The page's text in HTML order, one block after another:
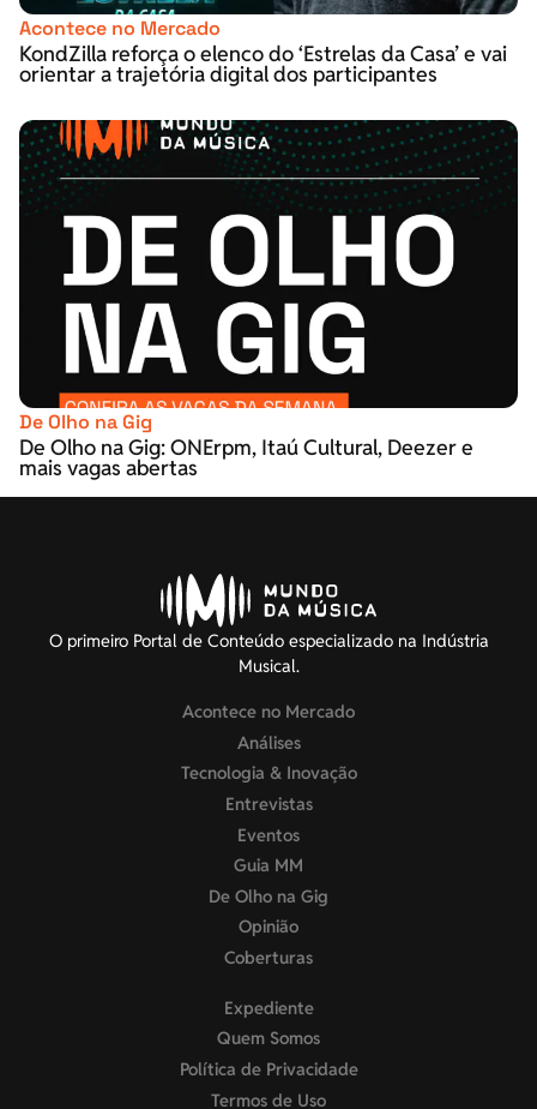
Acontece no Mercado
KondZilla reforça o elenco do ‘Estrelas da Casa’ e vai
orientar a trajetória digital dos participantes
De Olho na Gig
De Olho na Gig: ONErpm, Itaú Cultural, Deezer e
mais vagas abertas
O primeiro Portal de Conteúdo especializado na Indústria
Musical.
Acontece no Mercado
Análises
Tecnologia & Inovação
Entrevistas
Eventos
Guia MM
De Olho na Gig
Opinião
Coberturas
Expediente
Quem Somos
Política de Privacidade
Termos de Uso